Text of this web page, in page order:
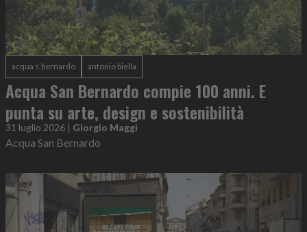
acqua s.bernardo antonio biella
Acqua San Bernardo compie 100 anni. E
punta su arte, design e sostenibilità
31 luglio 2026 | Giorgio Maggi
Acqua San Bernardo